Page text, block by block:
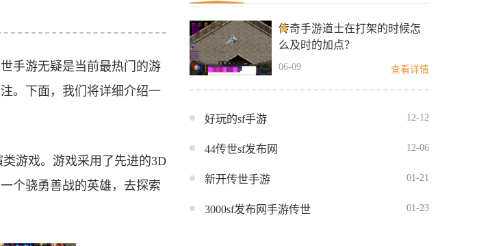
手游无疑是当前最热门的游
。下面，我们将详细介绍一
游戏。游戏采用了先进的3D
个骁勇善战的英雄，去探索
传奇手游道士在打架的时候怎
么及时的加点？
06-09 查看详情
好玩的sf手游 12-12
44传世sf发布网 12-06
新开传世手游 01-21
3000sf发布网手游传世 01-23